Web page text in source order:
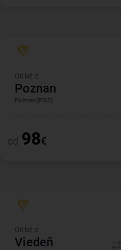
Odlet z
Poznan
Poznan (POZ)
od 98€
Odlet z
Viedeň